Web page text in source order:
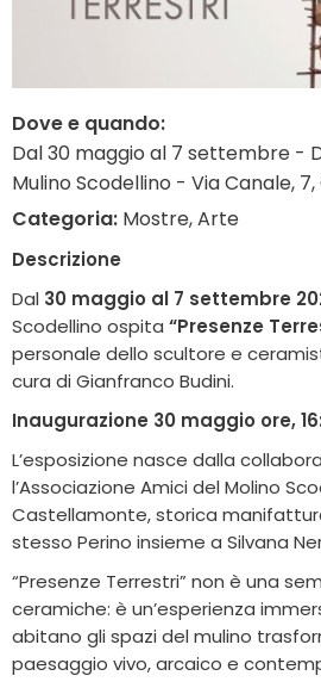
Dove e quando:
Dal 30 maggio al 7 settembre -
Mulino Scodellino - Via Canale,
Categoria: Mostre, Arte
Descrizione
Dal 30 maggio al 7 settembre
Scodellino ospita “Presenze
personale dello scultore e
cura di Gianfranco Budini.
Inaugurazione 30 maggio ore,
L’esposizione nasce dalla
l’Associazione Amici del Molino
Castellamonte, storica
stesso Perino insieme a Silvana
“Presenze Terrestri” non è una
ceramiche: è un’esperienza
abitano gli spazi del mulino
paesaggio vivo, arcaico e